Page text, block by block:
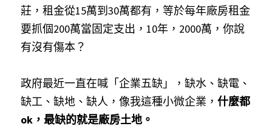
莊，租金從15萬到30萬都有，等於每年廠房租金
要抓個200萬當固定支出，10年，2000萬，你說
有沒有傷本？
政府最近一直在喊「企業五缺」，缺水、缺電、
缺工、缺地、缺人，像我這種小微企業， 什麼都
ok，最缺的就是廠房土地。